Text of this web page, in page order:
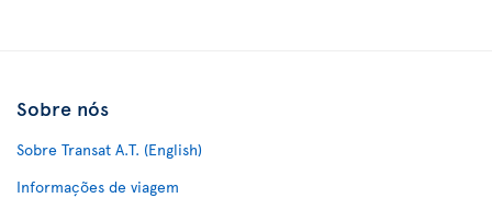
Sobre nós
Sobre Transat A.T. (English)
Informações de viagem